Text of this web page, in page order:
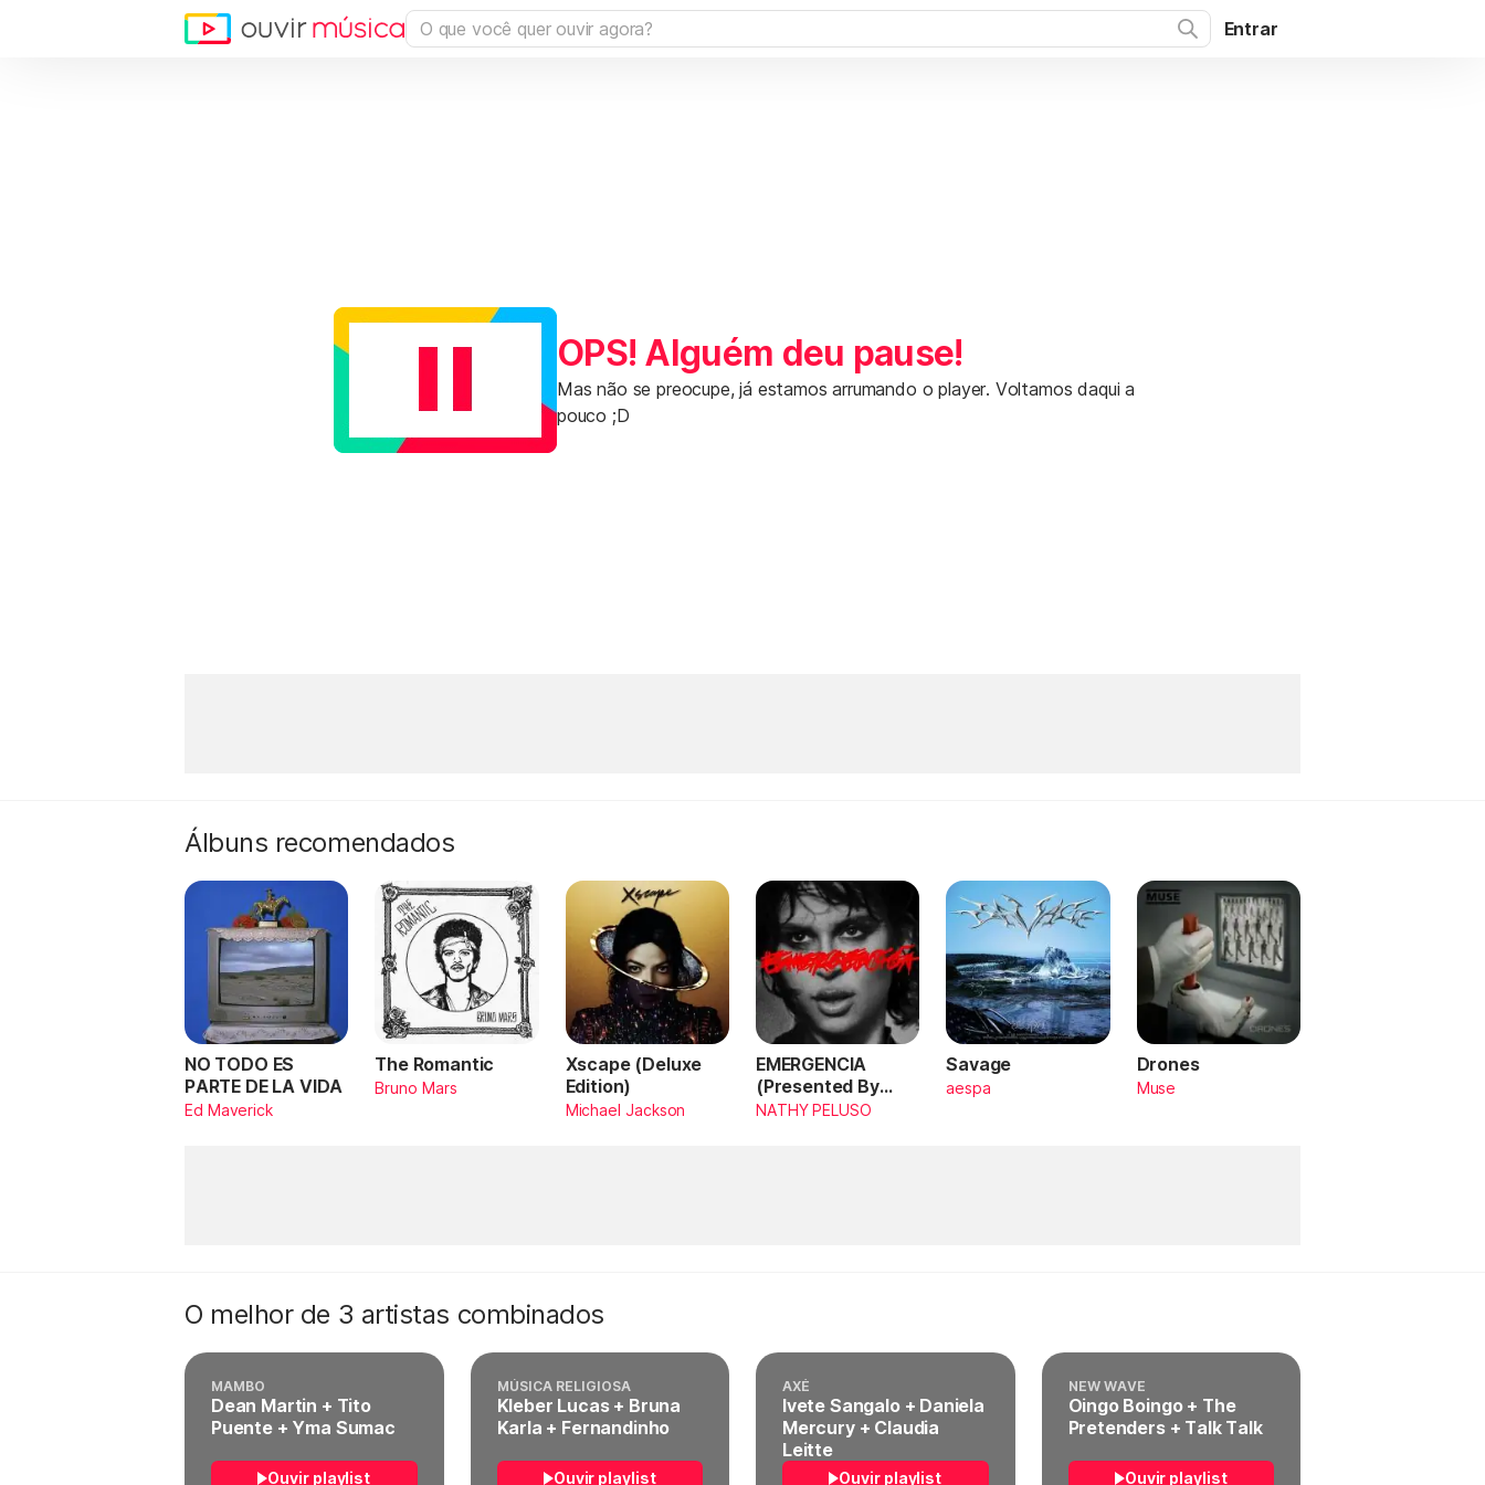
Entrar
OPS! Alguém deu pause!
Mas não se preocupe, já estamos arrumando o player. Voltamos daqui a
pouco ;D
Álbuns recomendados
NO TODO ES
PARTE DE LA VIDA
Ed Maverick
The Romantic
Bruno Mars
Xscape (Deluxe
Edition)
Michael Jackson
EMERGENCIA
(Presented By
PlayStation,
NATHY PELUSO
Savage
aespa
Drones
Muse
O melhor de 3 artistas combinados
MAMBO
Dean Martin + Tito
Puente + Yma Sumac
Ouvir playlist
MÚSICA RELIGIOSA
Kleber Lucas + Bruna
Karla + Fernandinho
Ouvir playlist
AXÉ
Ivete Sangalo + Daniela
Mercury + Claudia
Leitte
Ouvir playlist
NEW WAVE
Oingo Boingo + The
Pretenders + Talk Talk
Ouvir playlist